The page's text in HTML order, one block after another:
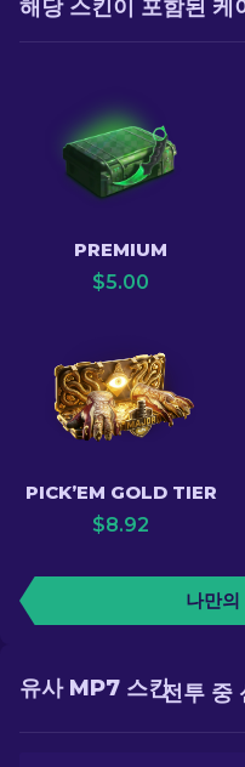
해당 스킨이 포함된 케
PREMIUM
$5.00
PICK’EM GOLD TIER
$8.92
나만
전투 중
유사 MP7 스킨